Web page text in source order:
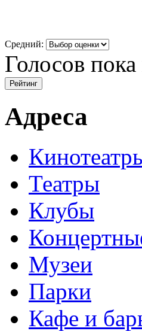
Средний:
Голосов пока
Адреса
Театры
Клубы
Музеи
Парки
Кафе и